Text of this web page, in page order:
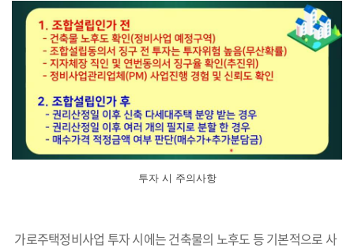
투자 시 주의사항
가로주택정비사업 투자 시에는 건축물의 노후도 등 기본적으로 사